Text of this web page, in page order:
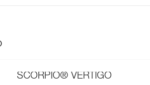
SCORPIO® VERTIGO